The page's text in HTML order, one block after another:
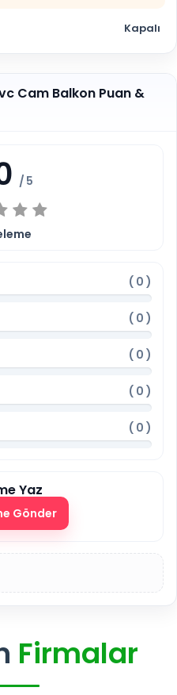
Kapalı
Cam Balkon Puan &
/ 5
( 0 )
( 0 )
( 0 )
( 0 )
( 0 )
Yaz
Gönder
Firmalar